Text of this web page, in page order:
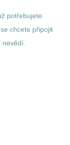
potřebujete
se chcete připojit